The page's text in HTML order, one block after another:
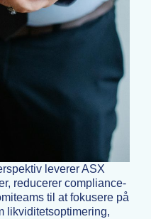
leverer ASX
reducerer compliance-
til at fokusere på
likviditetsoptimering,